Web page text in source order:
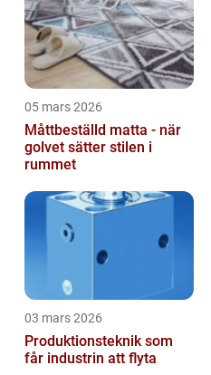
05 mars 2026
Måttbeställd matta - när
golvet sätter stilen i
rummet
03 mars 2026
Produktionsteknik som
får industrin att flyta